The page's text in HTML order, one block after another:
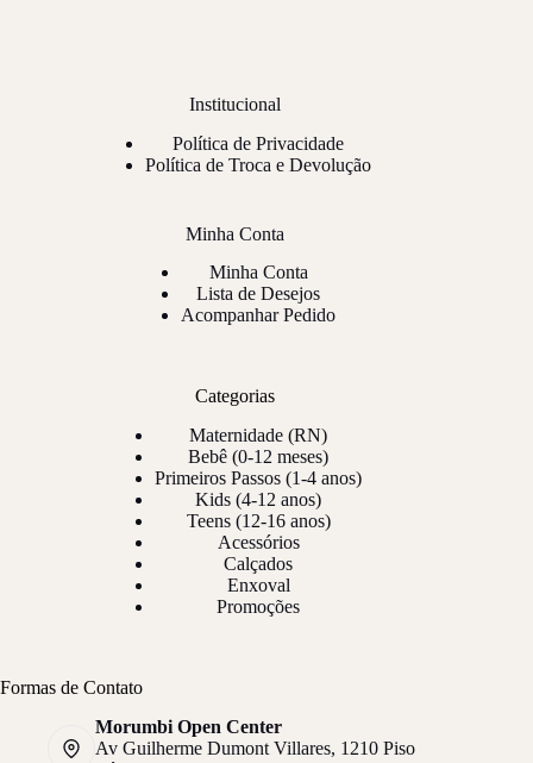
Institucional
Política de Privacidade
Política de Troca e Devolução
Minha Conta
Minha Conta
Lista de Desejos
Acompanhar Pedido
Categorias
Maternidade (RN)
Bebê (0-12 meses)
Primeiros Passos (1-4 anos)
Kids (4-12 anos)
Teens (12-16 anos)
Acessórios
Calçados
Enxoval
Promoções
Formas de Contato
Morumbi Open Center
Av Guilherme Dumont Villares, 1210 Piso